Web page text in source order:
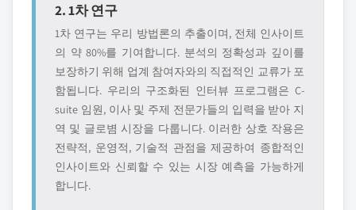
2. 1차 연구
1차 연구는 우리 방법론의 추출이며, 전체 인사이트
의 약 80%를 기여합니다. 분석의 정확성과 깊이를
보장하기 위해 업계 참여자와의 직접적인 교류가 포
함됩니다. 우리의 구조화된 인터뷰 프로그램은 C-
suite 임원, 이사 및 주제 전문가들의 입력을 받아 지
역 및 글로볌 시장을 다룹니다. 이러한 상호 작용은
전략적, 운영적, 기술적 관점을 제공하여 종합적인
인사이트와 신뢰할 수 있는 시장 예측을 가능하게
합니다.